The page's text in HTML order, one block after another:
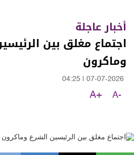
أخبار عاجلة
اجتماع مغلق بين
وماكرون
07-07-2026
04:25
A-
A+